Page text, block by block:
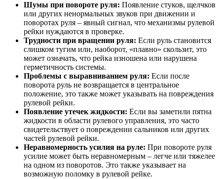
Шумы при повороте руля: Появление стуков, щелчков
или других ненормальных звуков при движении и
поворотах руля – явный сигнал, что механизмы рулевой
рейки нуждаются в проверке.
Трудности при вращении руля: Если руль становится
слишком тугим или, наоборот, «плавно» скользит, это
может означать, что рейка изношена или нарушена
герметичность системы.
Проблемы с выравниванием руля: Если после
поворота руль не возвращается в центральное
положение, это также может указывать на повреждения
рулевой рейки.
Появление утечек жидкости: Если вы заметили пятна
жидкости в области рулевого управления, это часто
свидетельствует о повреждении сальников или других
частей рулевой рейки.
Неравномерность усилия на руле: При повороте руля
усилие может быть неравномерным – легче или тяжелее
на одном из поворотов. Это также указывает на
возможную поломку в рулевой рейке.